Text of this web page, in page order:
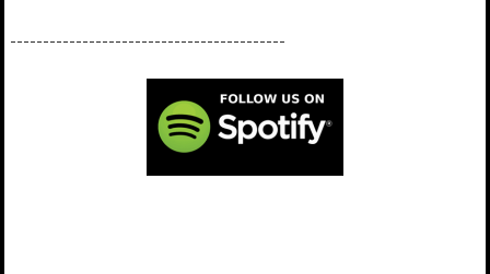
------------------------------------------